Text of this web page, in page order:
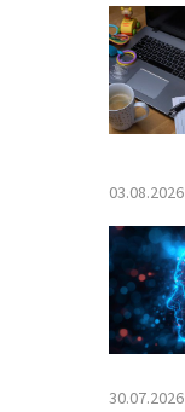
03.08.2026
30.07.2026